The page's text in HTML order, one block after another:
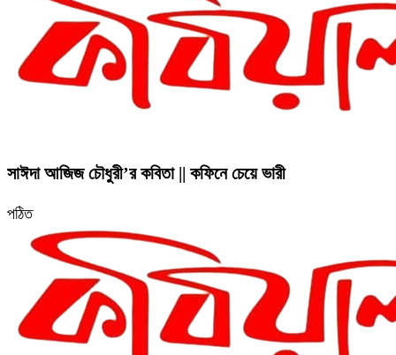
সাঈদা আজিজ চৌধুরী’র কবিতা || কফিনে চেয়ে ভারী
পঠিত